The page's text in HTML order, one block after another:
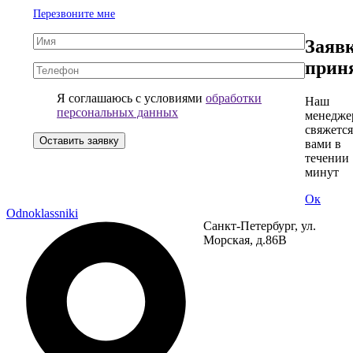
Перезвоните мне
Я соглашаюсь с условиямиобработки
персональных данных
Наш
вами в
течении
минут
Ок
Odnoklassniki
Санкт-Петербург, ул.
Морская, д.86В